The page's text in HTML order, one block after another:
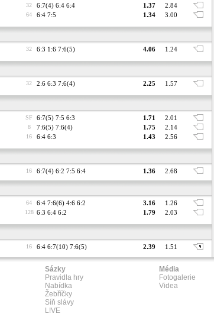
32 6:7(4) 6:4 6:4 1.37 2.84
64 6:4 7:5 1.34 3.00
32 6:3 1:6 7:6(5) 4.06 1.24
32 2:6 6:3 7:6(4) 2.25 1.57
SF 6:7(5) 7:5 6:3 1.71 2.01
8 7:6(5) 7:6(4) 1.75 2.14
16 6:4 6:3 1.43 2.56
16 6:7(4) 6:2 7:5 6:4 1.36 2.68
64 6:4 7:6(6) 4:6 6:2 3.16 1.26
128 6:3 6:4 6:2 1.79 2.03
16 6:4 6:7(10) 7:6(5) 2.39 1.51
Sázky
Pravidla hry
Nabídka
Žebříčky
Síň slávy
L!VE
Média
Fotogalerie
Videa